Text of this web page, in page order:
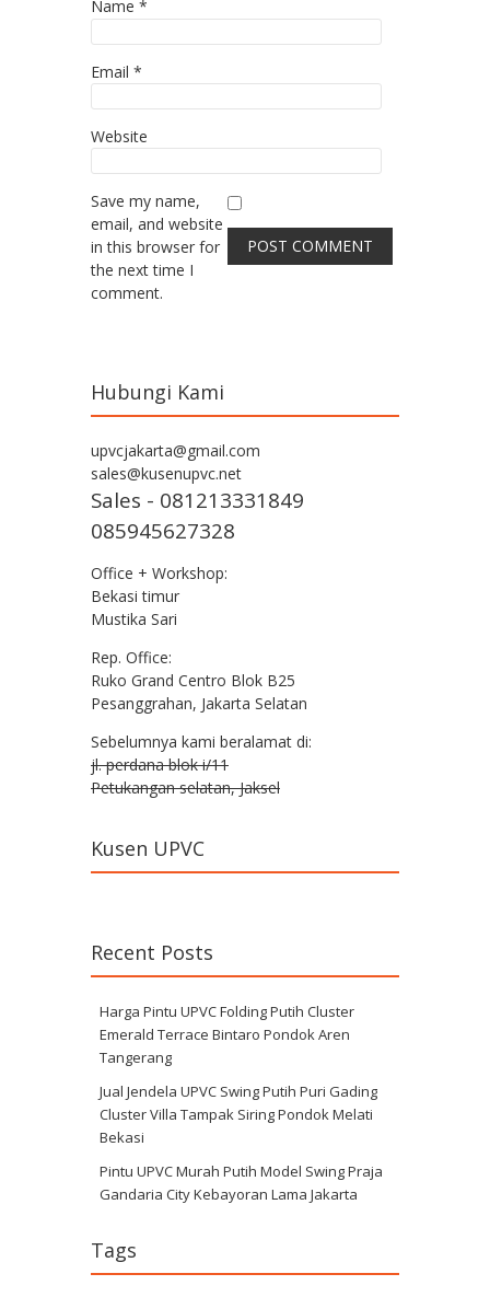
Name *
Email *
Website
Save my name,
email, and website
in this browser for
the next time I
comment.
Hubungi Kami
upvcjakarta@gmail.com
sales@kusenupvc.net
Sales - 081213331849
085945627328
Office + Workshop:
Bekasi timur
Mustika Sari
Rep. Office:
Ruko Grand Centro Blok B25
Pesanggrahan, Jakarta Selatan
Sebelumnya kami beralamat di:
jl. perdana blok i/11
Petukangan selatan, Jaksel
Kusen UPVC
Recent Posts
Harga Pintu UPVC Folding Putih Cluster
Emerald Terrace Bintaro Pondok Aren
Tangerang
Jual Jendela UPVC Swing Putih Puri Gading
Cluster Villa Tampak Siring Pondok Melati
Bekasi
Pintu UPVC Murah Putih Model Swing Praja
Gandaria City Kebayoran Lama Jakarta
Tags